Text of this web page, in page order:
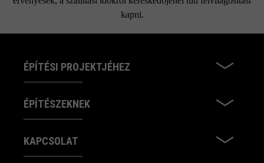
kapni.
ÉPÍTÉSI PROJEKTJÉHEZ
ÉPÍTÉSZEKNEK
KAPCSOLAT